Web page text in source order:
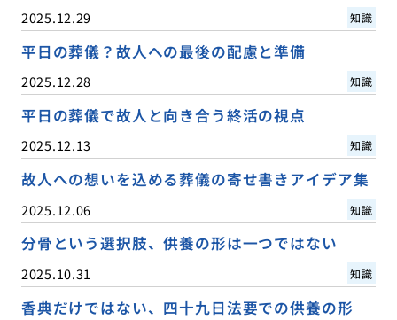
2025.12.29 知識
平日の葬儀？故人への最後の配慮と準備
2025.12.28 知識
平日の葬儀で故人と向き合う終活の視点
2025.12.13 知識
故人への想いを込める葬儀の寄せ書きアイデア集
2025.12.06 知識
分骨という選択肢、供養の形は一つではない
2025.10.31 知識
香典だけではない、四十九日法要での供養の形